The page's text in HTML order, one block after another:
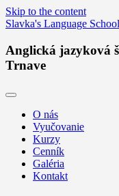
Skip to the content
Slavka's Language School
Anglická jazyková
Trnave
O nás
Vyučovanie
Kurzy
Cenník
Galéria
Kontakt